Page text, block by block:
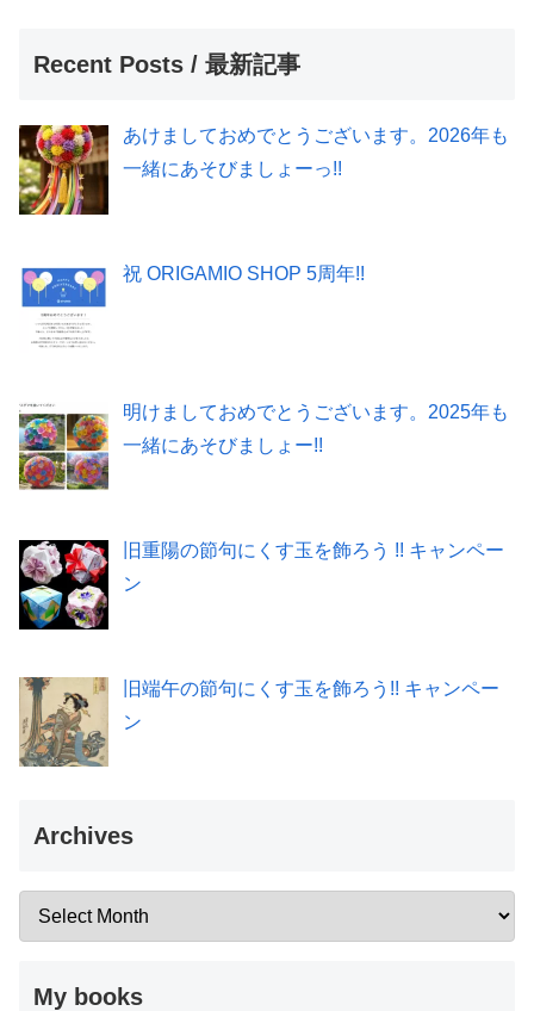
Recent Posts / 最新記事
あけましておめでとうございます。2026年も
一緒にあそびましょーっ!!
祝 ORIGAMIO SHOP 5周年!!
明けましておめでとうございます。2025年も
一緒にあそびましょー!!
旧重陽の節句にくす玉を飾ろう !! キャンペー
ン
旧端午の節句にくす玉を飾ろう!! キャンペー
ン
Archives
My books